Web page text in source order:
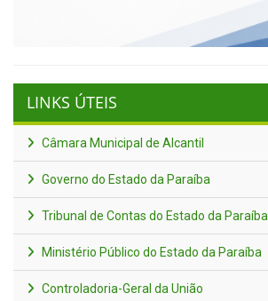
LINKS ÚTEIS
Câmara Municipal de Alcantil
Governo do Estado da Paraíba
Tribunal de Contas do Estado da Paraíba
Ministério Público do Estado da Paraíba
Controladoria-Geral da União